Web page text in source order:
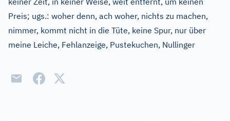
Preis; ugs.: woher denn, ach woher, nichts zu machen,
nimmer, kommt nicht in die Tüte, keine Spur, nur über
meine Leiche, Fehlanzeige, Pustekuchen, Nullinger